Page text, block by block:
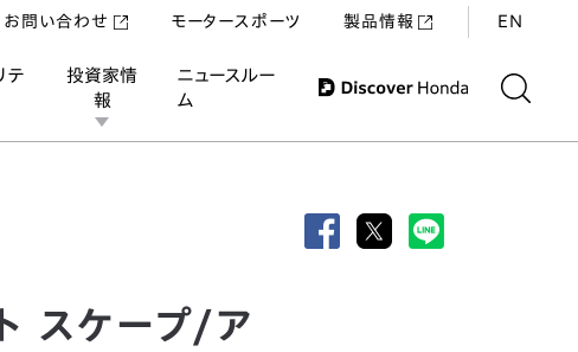
テ
投資家情
報
ニュースルー
ム
お問い合わせ モータースポーツ 製品情報 EN
追加設定
スケープ/ア